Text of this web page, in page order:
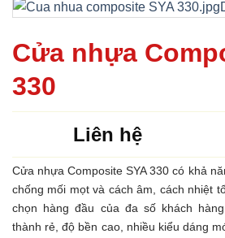
Cửa nhựa
330
Liên hệ
Cửa nhựa Composite SYA 330 có khả
chống mối mọt và cách âm, cách nhiệt
chọn hàng đầu của đa số khách
thành rẻ, độ bền cao, nhiều kiểu dáng